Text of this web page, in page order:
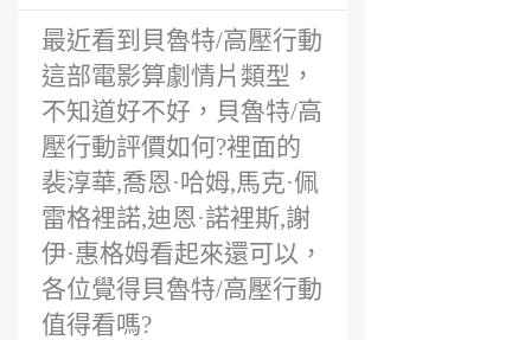
最近看到貝魯特/高壓行動
這部電影算劇情片類型，
不知道好不好，貝魯特/高
壓行動評價如何?裡面的
裴淳華,喬恩·哈姆,馬克·佩
雷格裡諾,迪恩·諾裡斯,謝
伊·惠格姆看起來還可以，
各位覺得貝魯特/高壓行動
值得看嗎?